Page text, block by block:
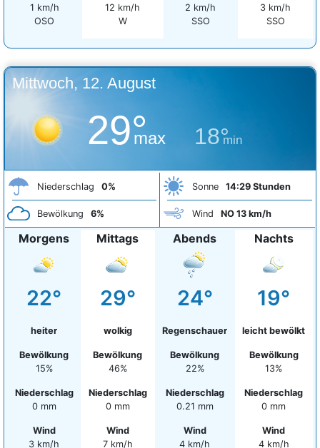
1 km/h
OSO
12 km/h
W
2 km/h
SSO
3 km/h
SSO
Mittwoch, 12. August
29°
max 18°
min
Niederschlag 0%
Bewölkung 6%
Sonne 14:29 Stunden
Wind NO 13 km/h
Morgens
22°
heiter
Bewölkung
15%
Niederschlag
0 mm
Wind
3 km/h
Mittags
29°
wolkig
Bewölkung
46%
Niederschlag
0 mm
Wind
7 km/h
Abends
24°
Regenschauer
Bewölkung
22%
Niederschlag
0.21 mm
Wind
4 km/h
Nachts
19°
leicht bewölkt
Bewölkung
13%
Niederschlag
0 mm
Wind
4 km/h